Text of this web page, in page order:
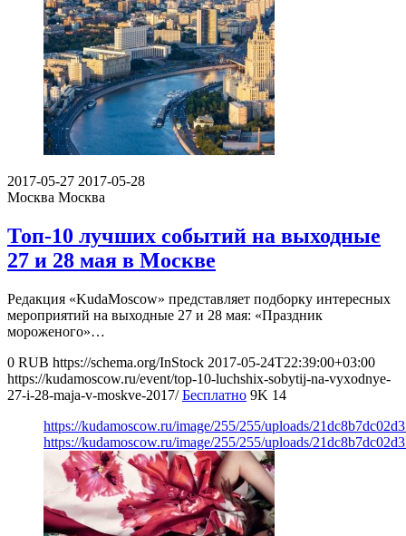
2017-05-27 2017-05-28
Москва Москва
Топ-10 лучших событий на выходные
27 и 28 мая в Москве
Редакция «KudaMoscow» представляет подборку интересных
мероприятий на выходные 27 и 28 мая: «Праздник
мороженого»…
0 RUB https://schema.org/InStock 2017-05-24T22:39:00+03:00
https://kudamoscow.ru/event/top-10-luchshix-sobytij-na-vyxodnye-
27-i-28-maja-v-moskve-2017/ Бесплатно 9K 14
https://kudamoscow.ru/image/255/255/uploads/
https://kudamoscow.ru/image/255/255/uploads/